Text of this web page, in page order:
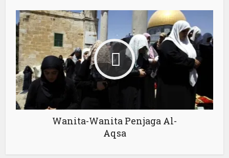
Wanita-Wanita Penjaga Al-
Aqsa